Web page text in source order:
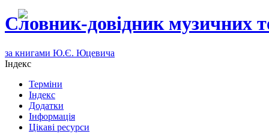
Словник-довідник музичних
за книгами Ю.Є. Юцевича
Індекс
Терміни
Індекс
Додатки
Інформація
Цікаві ресурси